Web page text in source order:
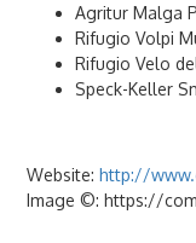
Agritur Malga
Rifugio Volpi
Rifugio Velo
Speck-Keller
Website:http://
Image ©: https://